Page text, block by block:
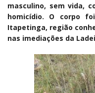
masculino, sem vida,
homicídio. O corpo
Itapetinga, região
nas imediações da